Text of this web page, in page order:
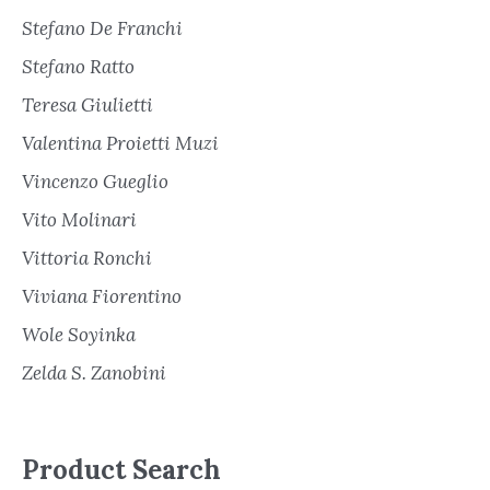
Stefano De Franchi
Stefano Ratto
Teresa Giulietti
Valentina Proietti Muzi
Vincenzo Gueglio
Vito Molinari
Vittoria Ronchi
Viviana Fiorentino
Wole Soyinka
Zelda S. Zanobini
Product Search